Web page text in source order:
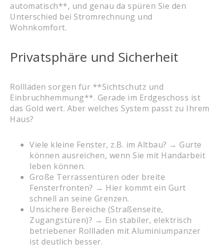
automatisch**, und genau da spüren Sie den
Unterschied bei Stromrechnung und
Wohnkomfort.
Privatsphäre und Sicherheit
Rollläden sorgen für **Sichtschutz und
Einbruchhemmung**. Gerade im Erdgeschoss ist
das Gold wert. Aber welches System passt zu Ihrem
Haus?
Viele kleine Fenster, z.B. im Altbau? → Gurte
können ausreichen, wenn Sie mit Handarbeit
leben können.
Große Terrassentüren oder breite
Fensterfronten? → Hier kommt ein Gurt
schnell an seine Grenzen.
Unsichere Bereiche (Straßenseite,
Zugangstüren)? → Ein stabiler, elektrisch
betriebener Rollladen mit Aluminiumpanzer
ist deutlich besser.